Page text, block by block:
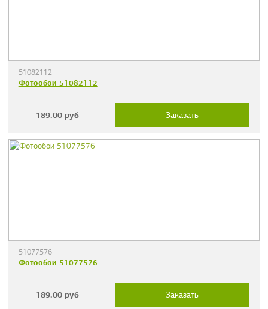
51082112
Фотообои 51082112
189.00 руб Заказать
51077576
Фотообои 51077576
189.00 руб Заказать